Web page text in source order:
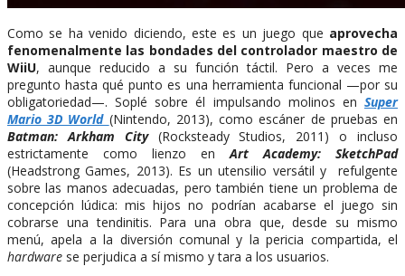
Como se ha venido diciendo, este es un juego que aprovecha
fenomenalmente las bondades del controlador maestro de
WiiU, aunque reducido a su función táctil. Pero a veces me
pregunto hasta qué punto es una herramienta funcional —por su
obligatoriedad—. Soplé sobre él impulsando molinos en Super
Mario 3D World (Nintendo, 2013), como escáner de pruebas en
Batman: Arkham City(Rocksteady Studios, 2011) o incluso
estrictamente como lienzo en Art Academy: SketchPad
(Headstrong Games, 2013). Es un utensilio versátil y refulgente
sobre las manos adecuadas, pero también tiene un problema de
concepción lúdica: mis hijos no podrían acabarse el juego sin
cobrarse una tendinitis. Para una obra que, desde su mismo
menú, apela a la diversión comunal y la pericia compartida, el
hardware se perjudica a sí mismo y tara a los usuarios.